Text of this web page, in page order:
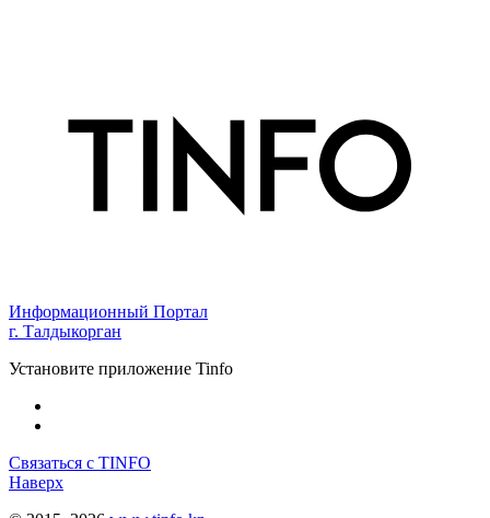
Информационный Портал
г. Талдыкорган
Установите приложение Tinfo
Связаться с TINFO
Наверх